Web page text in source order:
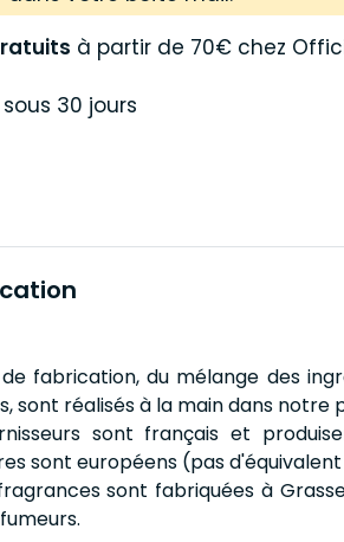
à partir de 70€ chez
sous 30 jours
fabrication, du mélange des
sont réalisés à la main dans notre
sont français et
sont européens (pas
sont fabriquées à